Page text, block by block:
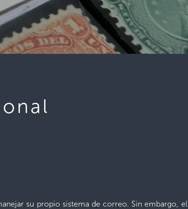
su propio sistema de correo. Sin embargo, el